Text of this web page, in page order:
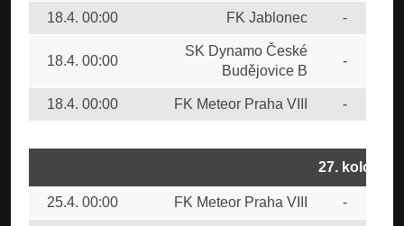
18.4. 00:00 FK Jablonec -
18.4. 00:00
SK Dynamo České
Budějovice B
-
18.4. 00:00 FK Meteor Praha VIII -
27. kolo
25.4. 00:00 FK Meteor Praha VIII -